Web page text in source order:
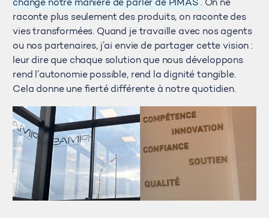
change notre manière de parler de PIMAS . On ne
raconte plus seulement des produits, on raconte des
vies transformées. Quand je travaille avec nos agents
ou nos partenaires, j’ai envie de partager cette vision :
leur dire que chaque solution que nous développons
rend l’autonomie possible, rend la dignité tangible.
Cela donne une fierté différente à notre quotidien.